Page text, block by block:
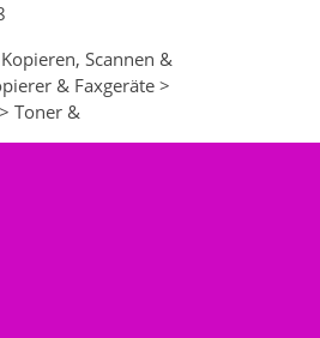
Scannen &
& Faxgeräte >
Toner &